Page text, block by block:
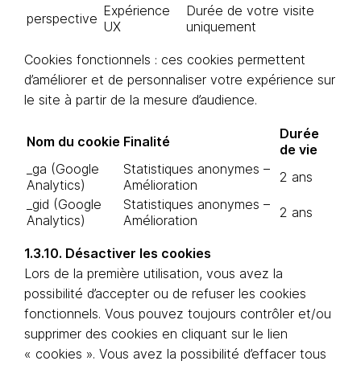
perspective Expérience
UX
Durée de votre visite
uniquement
Cookies fonctionnels : ces cookies permettent
d’améliorer et de personnaliser votre expérience sur
le site à partir de la mesure d’audience.
Nom du cookie Finalité
Durée
de vie
_ga (Google
Analytics)
Statistiques anonymes –
Amélioration
2 ans
_gid (Google
Analytics)
Statistiques anonymes –
Amélioration
2 ans
1.3.10. Désactiver les cookies
Lors de la première utilisation, vous avez la
possibilité d’accepter ou de refuser les cookies
fonctionnels. Vous pouvez toujours contrôler et/ou
supprimer des cookies en cliquant sur le lien
« cookies ». Vous avez la possibilité d’effacer tous